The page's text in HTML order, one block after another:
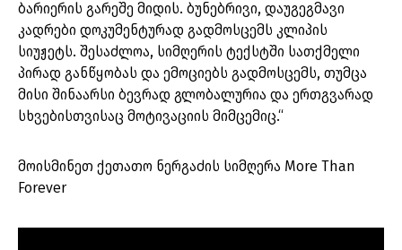
ბარიერის გარეშე მიდის. ბუნებრივი, დაუგეგმავი
კადრები დოკუმენტურად გადმოსცემს კლიპის
სიუჟეტს. შესაძლოა, სიმღერის ტექსტში სათქმელი
პირად განწყობას და ემოციებს გადმოსცემს, თუმცა
მისი შინაარსი ბევრად გლობალურია და ერთგვარად
სხვებისთვისაც მოტივაციის მიმცემიც.“
მოისმინეთ ქეთათო ნერგაძის სიმღერა More Than
Forever